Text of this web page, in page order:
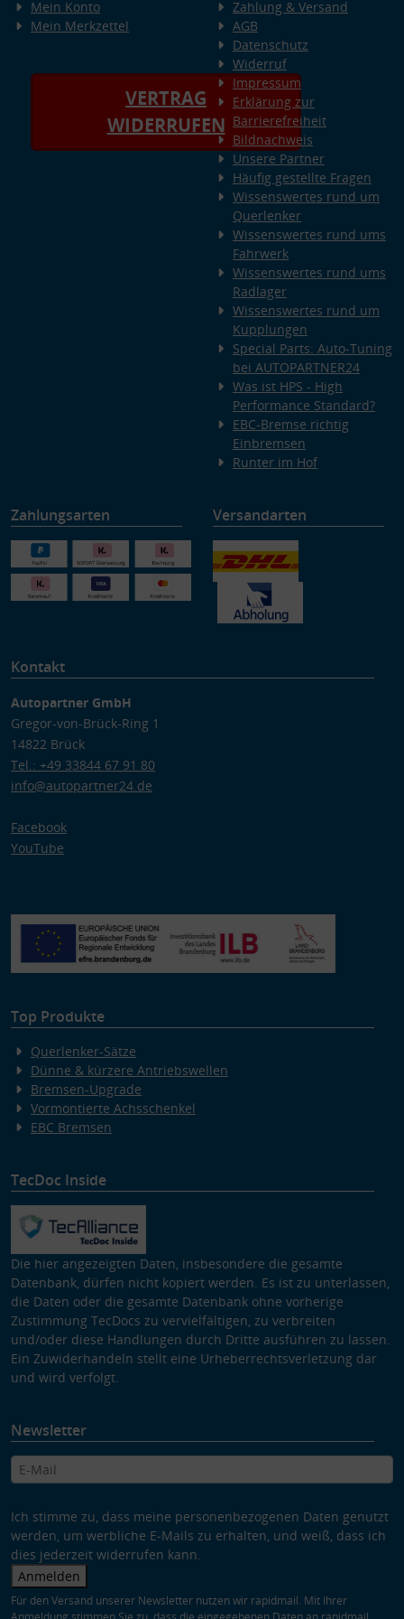
Mein Konto
Mein Merkzettel
VERTRAG
WIDERRUFEN
Zahlung & Versand
AGB
Datenschutz
Widerruf
Impressum
Erklärung zur
Barrierefreiheit
Bildnachweis
Unsere Partner
Häufig gestellte Fragen
Wissenswertes rund um
Querlenker
Wissenswertes rund ums
Fahrwerk
Wissenswertes rund ums
Radlager
Wissenswertes rund um
Kupplungen
Special Parts: Auto-Tuning
bei AUTOPARTNER24
Was ist HPS - High
Performance Standard?
EBC-Bremse richtig
Einbremsen
Runter im Hof
Zahlungsarten Versandarten
Kontakt
Autopartner GmbH
Gregor-von-Brück-Ring 1
14822 Brück
Tel.: +49 33844 67 91 80
info@autopartner24.de
Facebook
YouTube
Top Produkte
Querlenker-Sätze
Dünne & kürzere Antriebswellen
Bremsen-Upgrade
Vormontierte Achsschenkel
EBC Bremsen
TecDoc Inside
Die hier angezeigten Daten, insbesondere die gesamte
Datenbank, dürfen nicht kopiert werden. Es ist zu unterlassen,
die Daten oder die gesamte Datenbank ohne vorherige
Zustimmung TecDocs zu vervielfältigen, zu verbreiten
und/oder diese Handlungen durch Dritte ausführen zu lassen.
Ein Zuwiderhandeln stellt eine Urheberrechtsverletzung dar
und wird verfolgt.
Newsletter
Ich stimme zu, dass meine personenbezogenen Daten genutzt
werden, um werbliche E-Mails zu erhalten, und weiß, dass ich
dies jederzeit widerrufen kann.
Anmelden
Für den Versand unserer Newsletter nutzen wir rapidmail. Mit Ihrer